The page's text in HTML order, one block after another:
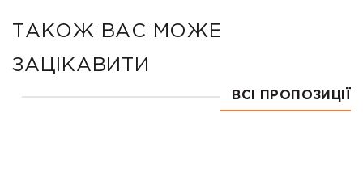
ТАКОЖ ВАС МОЖЕ
ЗАЦІКАВИТИ
ВСІ ПРОПОЗИЦІЇ